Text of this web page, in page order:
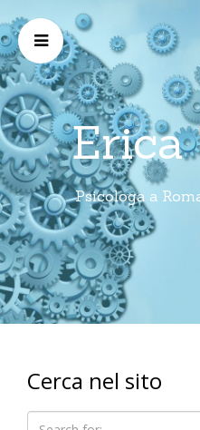
Psicologa a
Cerca nel sito